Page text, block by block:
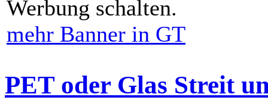
Werbung schalten.
mehr Banner in GT
PET oder Glas Streit